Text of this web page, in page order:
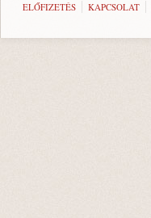
ELŐFIZETÉS KAPCSOLAT